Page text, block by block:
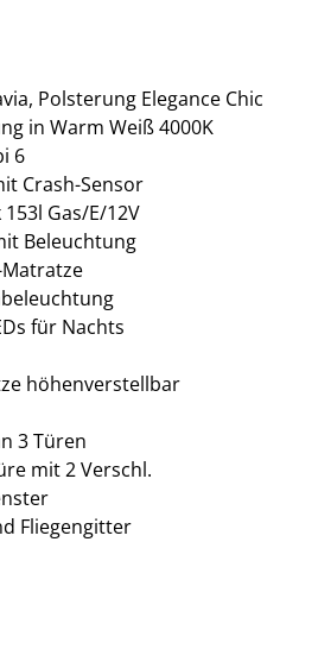
Polsterung Elegance Chic
in Warm Weiß 4000K
6
Crash-Sensor
Gas/E/12V
Beleuchtung
für Nachts
höhenverstellbar
3 Türen
mit 2 Verschl.
Fliegengitter